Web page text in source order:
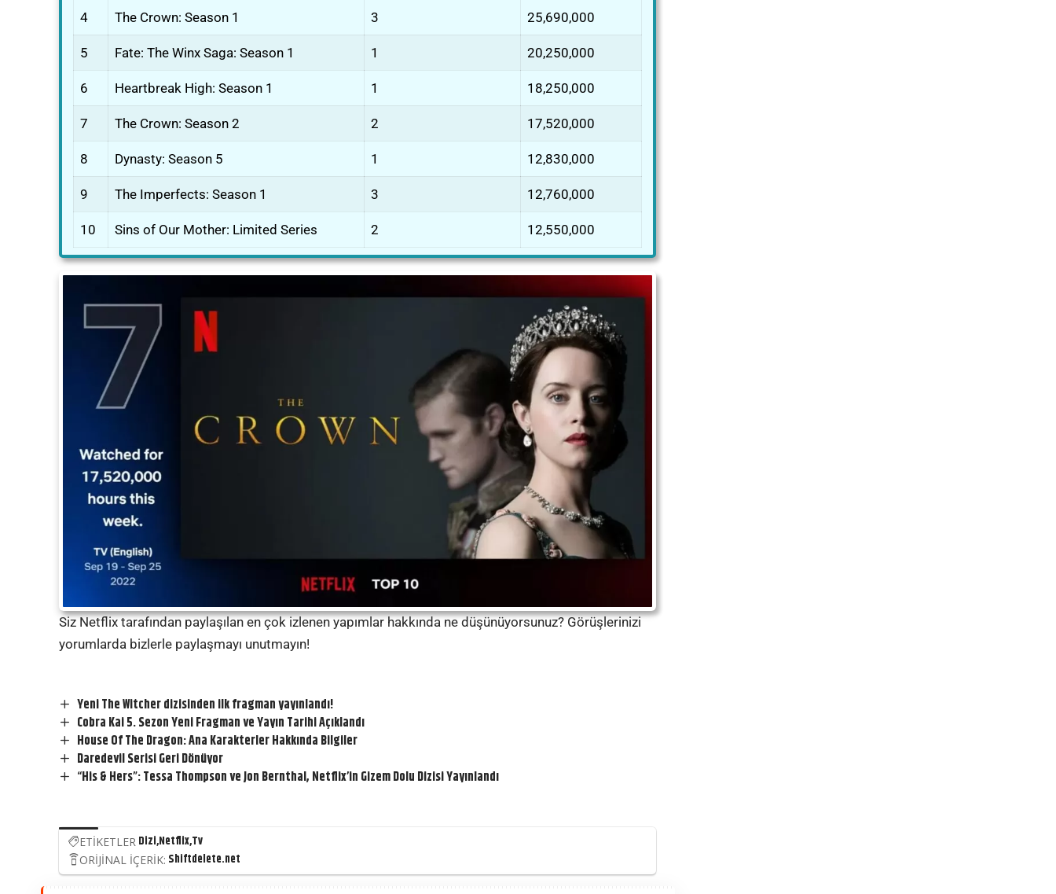
4 The Crown: Season 1 3 25,690,000
5 Fate: The Winx Saga: Season 1 1 20,250,000
6 Heartbreak High: Season 1 1 18,250,000
7 The Crown: Season 2 2 17,520,000
8 Dynasty: Season 5 1 12,830,000
9 The Imperfects: Season 1 3 12,760,000
10 Sins of Our Mother: Limited Series 2 12,550,000
Siz Netflix tarafından paylaşılan en çok izlenen yapımlar hakkında ne düşünüyorsunuz? Görüşlerinizi
yorumlarda bizlerle paylaşmayı unutmayın!
Yeni The Witcher dizisinden ilk fragman yayınlandı!
Cobra Kai 5. Sezon Yeni Fragman ve Yayın Tarihi Açıklandı
House Of The Dragon: Ana Karakterler Hakkında Bilgiler
Daredevil Serisi Geri Dönüyor
“His & Hers”: Tessa Thompson ve Jon Bernthal, Netflix’in Gizem Dolu Dizisi Yayınlandı
ETİKETLER DiziNetflixTv
ORİJİNAL İÇERİK: Shiftdelete.net